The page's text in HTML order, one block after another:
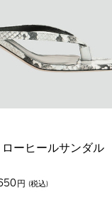
ーヒールサンダル
円 (税込)